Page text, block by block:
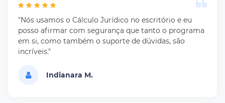
"Nós usamos o Cálculo Jurídico no escritório e eu
posso afirmar com segurança que tanto o programa
em si, como também o suporte de dúvidas, são
incríveis."
Indianara M.